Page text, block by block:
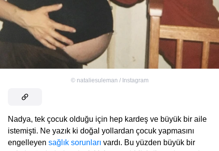
© nataliesuleman / Instagram
Nadya, tek çocuk olduğu için hep kardeş ve büyük bir aile
istemişti. Ne yazık ki doğal yollardan çocuk yapmasını
engelleyen sağlık sorunları vardı. Bu yüzden büyük bir